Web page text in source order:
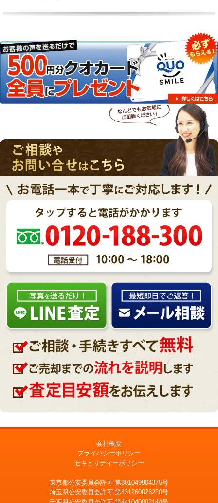
会社概要
プライバシーポリシー
セキュリティーポリシー
東京都公安委員会許可 第301049904375号
埼玉県公安委員会許可 第431260023220号